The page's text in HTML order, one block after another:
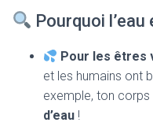
Pourquoi
Pour les êtres
et les humains ont
exemple, ton
d’eau !